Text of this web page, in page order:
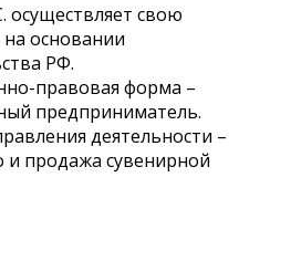
свою
основании
РФ.
правовая форма –
предприниматель.
деятельности –
и продажа сувенирной